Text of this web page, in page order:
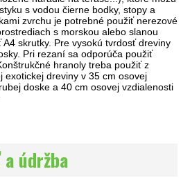
s vodou čierne bodky, stopy a
zvrchu je potrebné použiť nerezové
s morskou alebo slanou
skrutky. Pre vysokú tvrdosť dreviny
Pri rezaní sa odporúča použiť
hranoly treba použiť z
exotickej dreviny v 35 cm osovej
doske a 40 cm osovej vzdialenosti
údržba